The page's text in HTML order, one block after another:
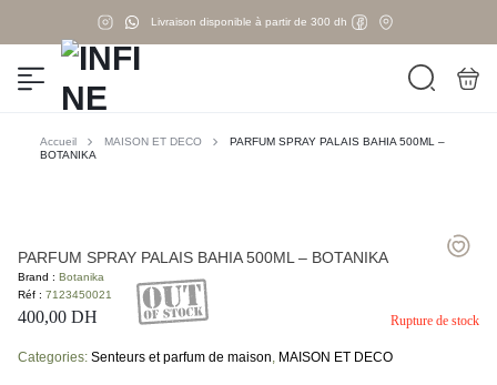
Livraison disponible à partir de 300 dh
Accueil MAISON ET DECO
PARFUM SPRAY PALAIS BAHIA 500ML –
BOTANIKA
PARFUM SPRAY PALAIS BAHIA 500ML – BOTANIKA
Brand : Botanika
Réf : 7123450021
400,00 DH Rupture de stock
Categories: Senteurs et parfum de maison, MAISON ET DECO